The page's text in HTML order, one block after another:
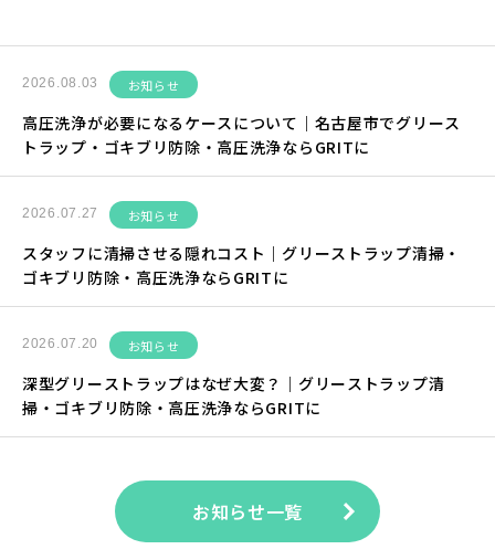
2026.08.03 お知らせ
高圧洗浄が必要になるケースについて｜名古屋市でグリース
トラップ・ゴキブリ防除・高圧洗浄ならGRITに
2026.07.27 お知らせ
スタッフに清掃させる隠れコスト｜グリーストラップ清掃・
ゴキブリ防除・高圧洗浄ならGRITに
2026.07.20 お知らせ
深型グリーストラップはなぜ大変？｜グリーストラップ清
掃・ゴキブリ防除・高圧洗浄ならGRITに
お知らせ一覧